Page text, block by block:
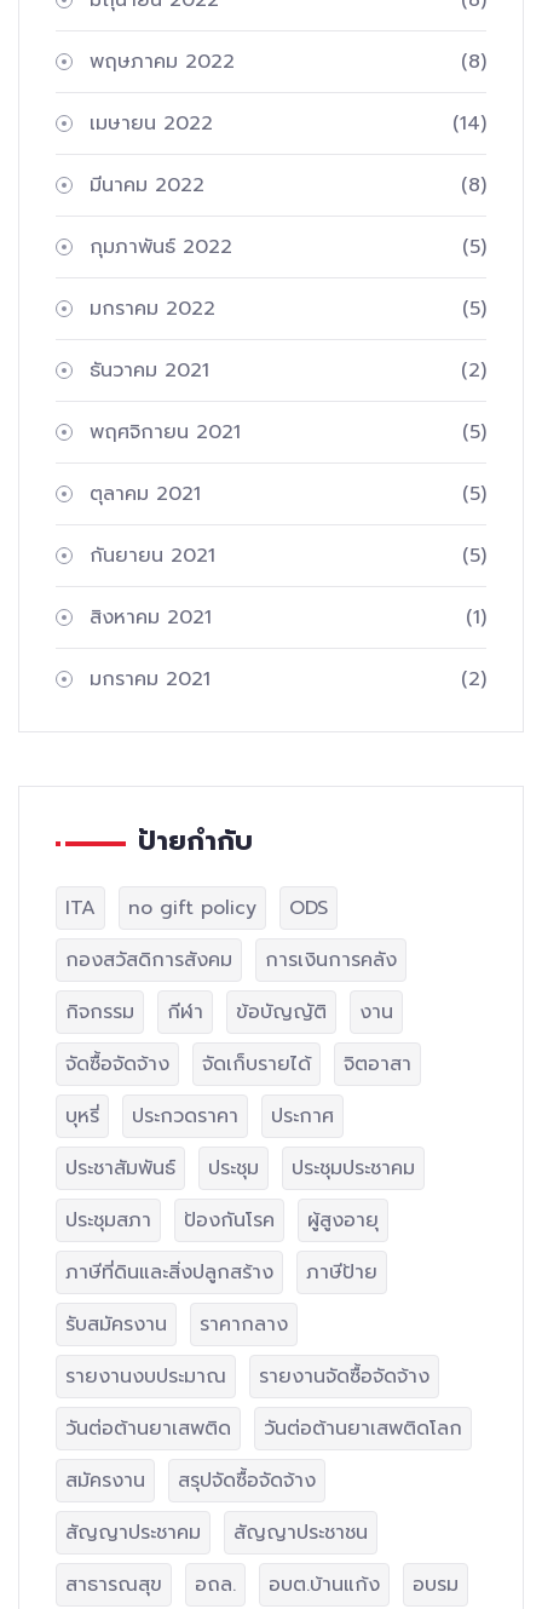
พฤษภาคม 2022 (8)
เมษายน 2022 (14)
มีนาคม 2022 (8)
กุมภาพันธ์ 2022 (5)
มกราคม 2022 (5)
ธันวาคม 2021 (2)
พฤศจิกายน 2021 (5)
ตุลาคม 2021 (5)
กันยายน 2021 (5)
สิงหาคม 2021 (1)
มกราคม 2021 (2)
ป้ายกำกับ
ITA no gift policy
ODS
กองสวัสดิการสังคม
การเงินการคลัง
กิจกรรม
กีฬา ข้อบัญญัติ
งาน
จัดซื้อจัดจ้าง
จัดเก็บรายได้
จิตอาสา
บุหรี่
ประกวดราคา
ประกาศ
ประชาสัมพันธ์
ประชุม
ประชุมประชาคม
ประชุมสภา
ป้องกันโรค
ผู้สูงอายุ
ภาษีที่ดินและสิ่งปลูกสร้าง
ภาษีป้าย
รับสมัครงาน
ราคากลาง
รายงานงบประมาณ
รายงานจัดซื้อจัดจ้าง
วันต่อต้านยาเสพติด
วันต่อต้านยาเสพติดโลก
สมัครงาน
สรุปจัดซื้อจัดจ้าง
สัญญาประชาคม
สัญญาประชาชน
สาธารณสุข
อถล. อบต.บ้านแก้ง
อบรม